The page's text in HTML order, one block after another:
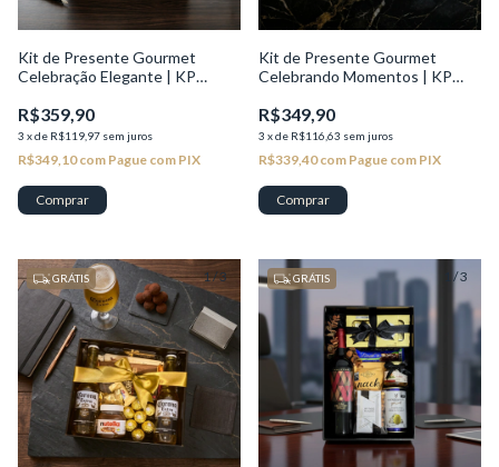
Kit de Presente Gourmet
Celebração Elegante | KP
R$359,90
3 xde R$119,97 sem juros
R$349,10com Pague com PIX
Comprar
Kit de Presente Gourmet
Celebrando Momentos | KP
R$349,90
3 xde R$116,63 sem juros
R$339,40com Pague com PIX
1/3
GRÁTIS /3
GRÁTIS